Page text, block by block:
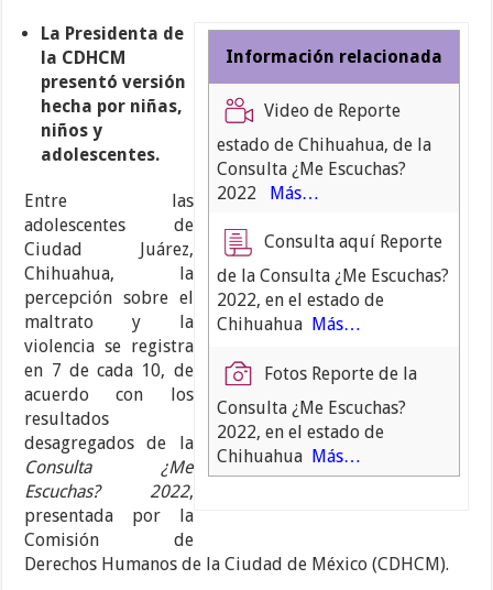
Información relacionada
Video de Reporte
estado de Chihuahua, de la
Consulta ¿Me Escuchas?
2022
Más…
Consulta aquí Reporte
de la Consulta ¿Me Escuchas?
2022, en el estado de
Chihuahua Más…
Fotos Reporte de la
Consulta ¿Me Escuchas?
2022, en el estado de
Chihuahua Más…
La Presidenta de
la CDHCM
presentó versión
hecha por niñas,
niños y
adolescentes.
Entre las
adolescentes de
Ciudad Juárez,
Chihuahua, la
percepción sobre el
maltrato y la
violencia se registra
en 7 de cada 10, de
acuerdo con los
resultados
desagregados de la
Consulta ¿Me
Escuchas? 2022,
presentada por la
Comisión de
Derechos Humanos de la Ciudad de México (CDHCM).